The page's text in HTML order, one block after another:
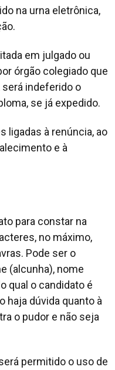
na urna eletrônica,
em julgado ou
órgão colegiado que
será indeferido o
se já expedido.
ligadas à renúncia, ao
e à
para constar na
no máximo,
Pode ser o
(alcunha), nome
qual o candidato é
haja dúvida quanto à
o pudor e não seja
permitido o uso de